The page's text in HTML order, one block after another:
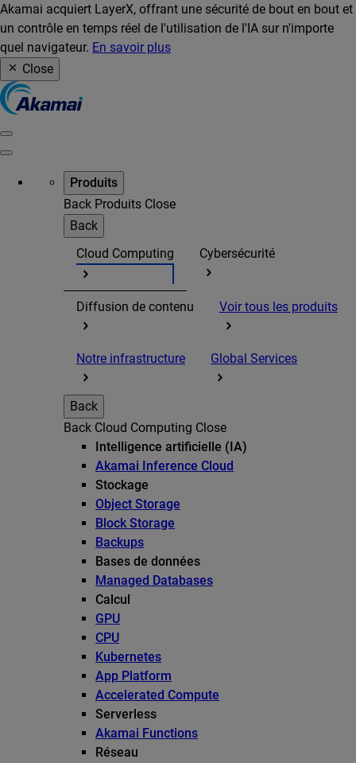
Akamai acquiert LayerX, offrant une sécurité de bout en bout et
un contrôle en temps réel de l'utilisation de l'IA sur n'importe
quel navigateur. En savoir plus
Close
Produits
Back Produits Close
Back
Cloud Computing
Cybersécurité
Diffusion de contenu Voir tous les produits
Notre infrastructure Global Services
Back
Back Cloud Computing Close
Intelligence artificielle (IA)
Akamai Inference Cloud
Stockage
Object Storage
Block Storage
Backups
Bases de données
Managed Databases
Calcul
GPU
CPU
Kubernetes
App Platform
Accelerated Compute
Serverless
Akamai Functions
Réseau